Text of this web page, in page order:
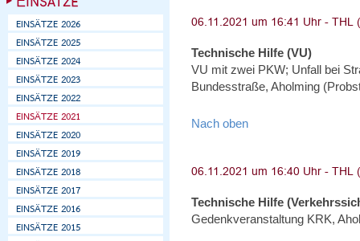
Technische Hilfe (VU)
VU mit zwei PKW; Unfall bei
Bundesstraße, Aholming
Nach oben
Technische Hilfe
Gedenkveranstaltung KRK,